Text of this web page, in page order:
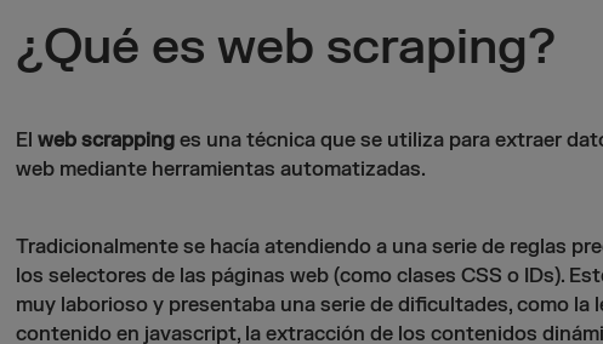
¿Qué es web scraping?
El web scrapping es una técnica que se utiliza para extraer
web mediante herramientas automatizadas.
Tradicionalmente se hacía atendiendo a una serie de reglas
los selectores de las páginas web (como clases CSS o IDs).
muy laborioso y presentaba una serie de dificultades, como la
contenido en javascript, la extracción de los contenidos